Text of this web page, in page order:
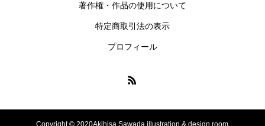
映画「Love Le
tter」を観る／
著作権・作品の使用について
特定商取引法の表示
プロフィール